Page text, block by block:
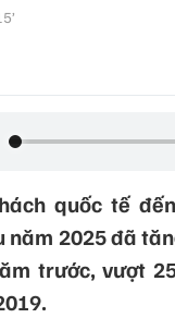
quốc tế
2025 đã
trước, vượt